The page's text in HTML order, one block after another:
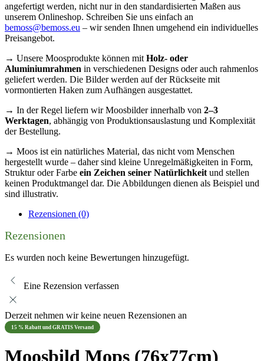
angefertigt werden, nicht nur in den standardisierten Maßen aus
unserem Onlineshop. Schreiben Sie uns einfach an
bemoss@bemoss.eu – wir senden Ihnen umgehend ein individuelles
Preisangebot.
→ Unsere Moosprodukte können mit Holz- oder
Aluminiumrahmen in verschiedenen Designs oder auch rahmenlos
geliefert werden. Die Bilder werden auf der Rückseite mit
vormontierten Haken zum Aufhängen ausgestattet.
→ In der Regel liefern wir Moosbilder innerhalb von 2–3
Werktagen, abhängig von Produktionsauslastung und Komplexität
der Bestellung.
→ Moos ist ein natürliches Material, das nicht vom Menschen
hergestellt wurde – daher sind kleine Unregelmäßigkeiten in Form,
Struktur oder Farbe ein Zeichen seiner Natürlichkeit und stellen
keinen Produktmangel dar. Die Abbildungen dienen als Beispiel und
sind illustrativ.
Rezensionen (0)
Rezensionen
Es wurden noch keine Bewertungen hinzugefügt.
Eine Rezension verfassen
Derzeit nehmen wir keine neuen Rezensionen an
15 % Rabatt und GRATIS Versand
Moosbild Mops (76x77cm)